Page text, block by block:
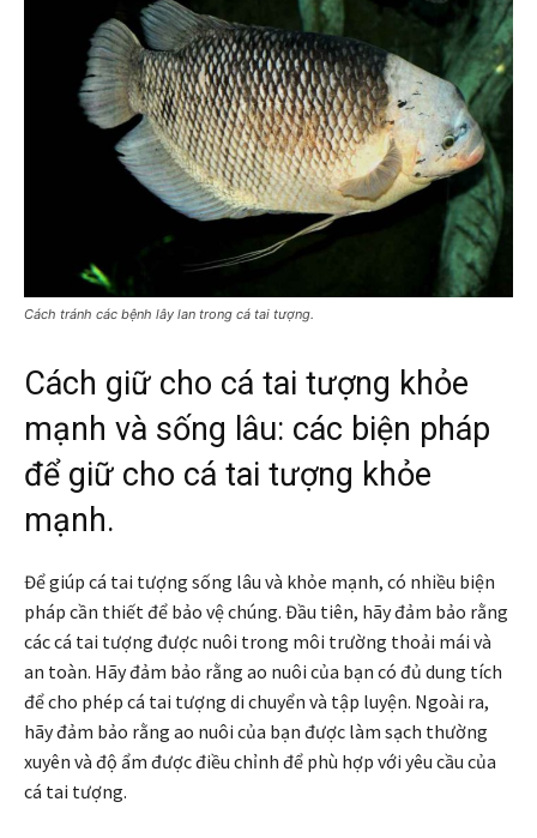
Cách tránh các bệnh lây lan trong cá tai tượng.
Cách giữ cho cá tai tượng khỏe
mạnh và sống lâu: các biện pháp
để giữ cho cá tai tượng khỏe
mạnh.
Để giúp cá tai tượng sống lâu và khỏe mạnh, có nhiều biện
pháp cần thiết để bảo vệ chúng. Đầu tiên, hãy đảm bảo rằng
các cá tai tượng được nuôi trong môi trường thoải mái và
an toàn. Hãy đảm bảo rằng ao nuôi của bạn có đủ dung tích
để cho phép cá tai tượng di chuyển và tập luyện. Ngoài ra,
hãy đảm bảo rằng ao nuôi của bạn được làm sạch thường
xuyên và độ ẩm được điều chỉnh để phù hợp với yêu cầu của
cá tai tượng.